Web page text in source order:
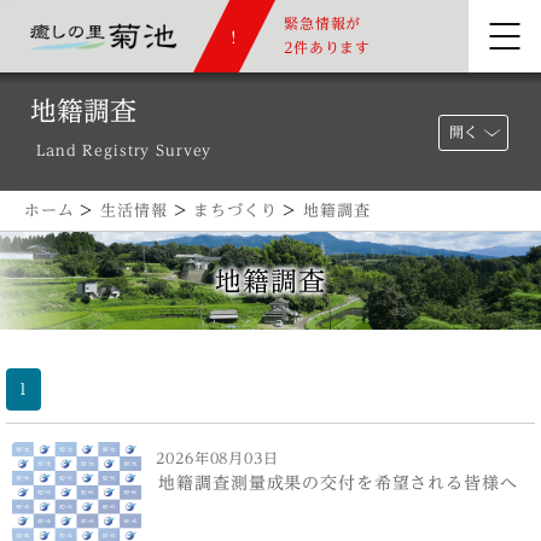
緊急情報が
2件あります
地籍調査
Land Registry Survey
開く
ホーム >生活情報 > まちづくり >地籍調査
地籍調査
1
2026年08月03日
地籍調査測量成果の交付を希望される皆様へ